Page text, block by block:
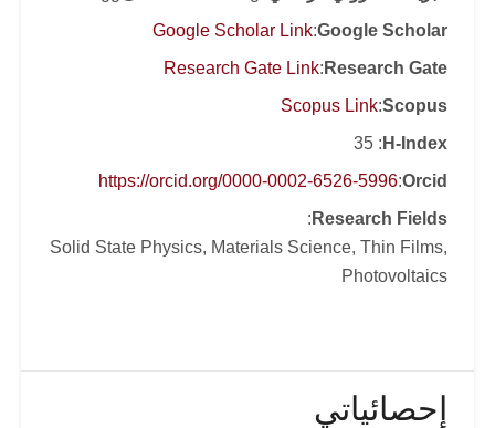
Google Scholar
:
Google Scholar Link
Research Gate
:
Research Gate Link
Scopus
:
Scopus Link
H-Index
: 35
Orcid
:
https://orcid.org/0000-0002-6526-5996
Research Fields
:
Solid State Physics, Materials Science, Thin Films,
Photovoltaics
إحصائياتي